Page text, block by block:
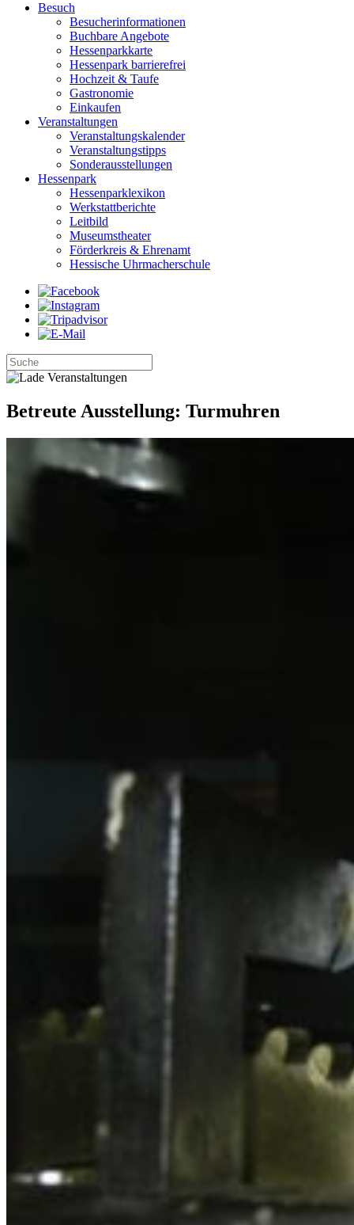
Besuch
Besucherinformationen
Buchbare Angebote
Hessenparkkarte
Hessenpark barrierefrei
Hochzeit & Taufe
Gastronomie
Einkaufen
Veranstaltungen
Veranstaltungskalender
Veranstaltungstipps
Sonderausstellungen
Hessenpark
Hessenparklexikon
Werkstattberichte
Leitbild
Museumstheater
Förderkreis & Ehrenamt
Hessische Uhrmacherschule
Betreute Ausstellung: Turmuhren